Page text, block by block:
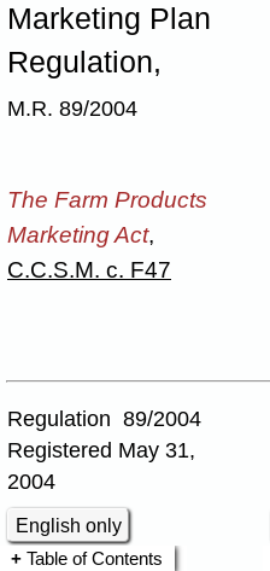
Marketing Plan
Regulation,
M.R. 89/2004
The Farm Products
Marketing Act,
C.C.S.M. c. F47
Regulation 89/2004
Registered May 31,
2004
English only
Table of Contents